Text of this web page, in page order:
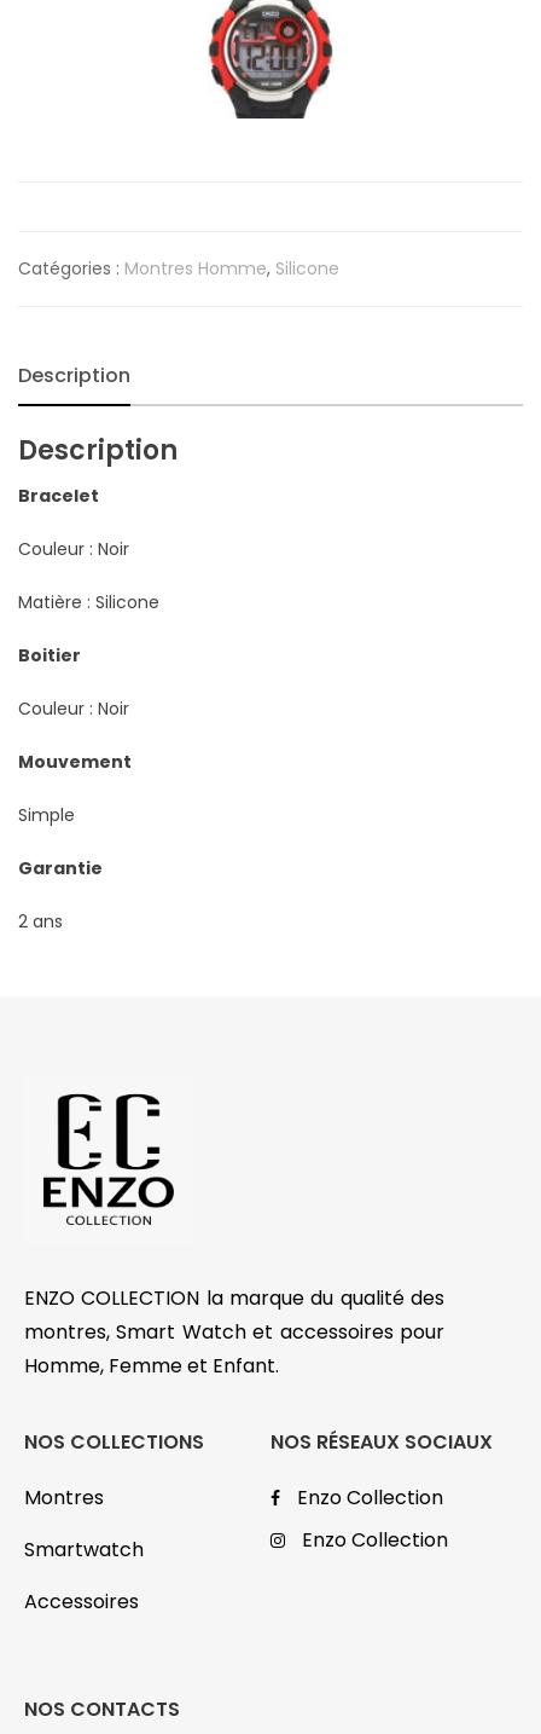
Catégories : Montres Homme, Silicone
Description
Description
Bracelet
Couleur : Noir
Matière : Silicone
Boitier
Couleur : Noir
Mouvement
Simple
Garantie
2 ans
ENZO COLLECTION la marque du qualité des
montres, Smart Watch et accessoires pour
Homme, Femme et Enfant.
NOS COLLECTIONS
Montres
Smartwatch
Accessoires
NOS RÉSEAUX SOCIAUX
Enzo Collection
Enzo Collection
NOS CONTACTS